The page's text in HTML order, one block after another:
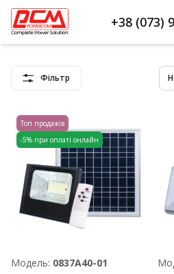
+38 (073)
Фільтр
Топ продажів
-5% при оплаті онлайн
Модель: 0837A40-01